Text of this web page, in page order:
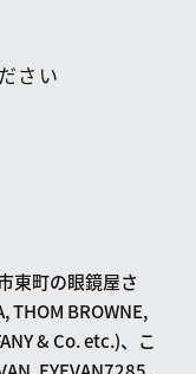
さい
東町の眼鏡屋さ
THOM BROWNE,
& Co. etc.)、こ